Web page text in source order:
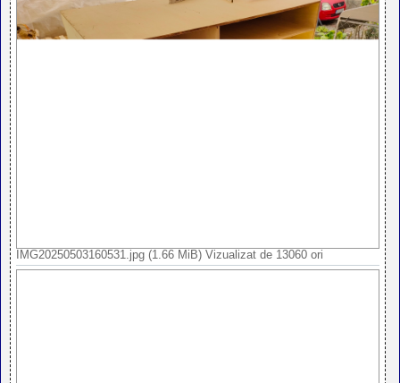
IMG20250503160531.jpg (1.66 MiB) Vizualizat de 13060 ori